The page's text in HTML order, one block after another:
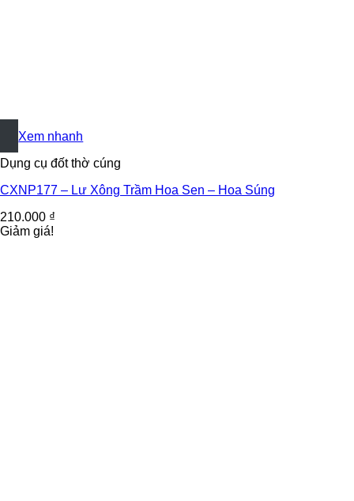
+
Xem nhanh
Dụng cụ đốt thờ cúng
CXNP177 – Lư Xông Trầm Hoa Sen – Hoa Súng
210.000 ₫
Giảm giá!